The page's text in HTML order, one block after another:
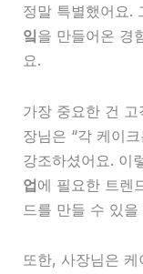
정말 특별했어요.
잌을 만들어온 경
요.
가장 중요한 건
장님은 “각 케이
강조하셨어요. 이
업에 필요한 트렌
드를 만들 수 있을
또한, 사장님은